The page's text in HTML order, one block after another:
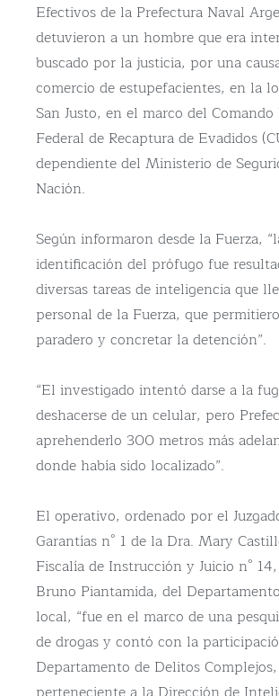
Efectivos de la Prefectura Naval
detuvieron a un hombre que era
buscado por la justicia, por una
comercio de estupefacientes, en la
San Justo, en el marco del
Federal de Recaptura de Evadidos
dependiente del Ministerio de
Nación.
Según informaron desde la Fuerza,
identificación del prófugo fue
diversas tareas de inteligencia que
personal de la Fuerza, que
paradero y concretar la detención”.
“El investigado intentó darse a la
deshacerse de un celular, pero
aprehenderlo 300 metros más
donde había sido localizado”.
El operativo, ordenado por el
Garantías n° 1 de la Dra. Mary
Fiscalía de Instrucción y Juicio n°
Bruno Piantamida, del
local, “fue en el marco de una
de drogas y contó con la
Departamento de Delitos Complejos,